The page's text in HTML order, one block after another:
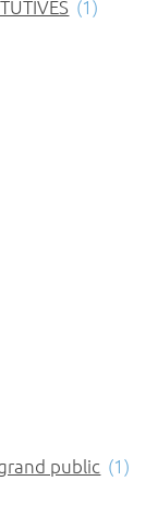
(1)
public (1)